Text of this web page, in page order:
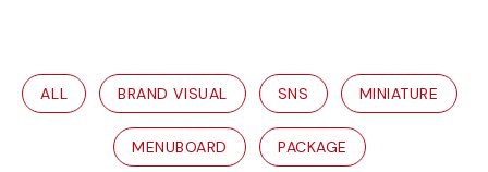
ALL BRAND VISUAL SNS MINIATURE
MENUBOARD PACKAGE